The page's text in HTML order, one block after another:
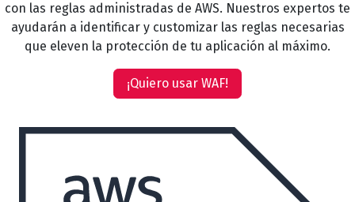
con las reglas administradas de AWS. Nuestros expertos te
ayudarán a identificar y customizar las reglas necesarias
que eleven la protección de tu aplicación al máximo.
¡Quiero usar WAF!